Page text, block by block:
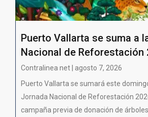
Puerto Vallarta se suma a
Nacional de Reforestación
Contralinea net | agosto 7, 2026
Puerto Vallarta se sumará este
Jornada Nacional de Reforestación
campaña previa de donación de